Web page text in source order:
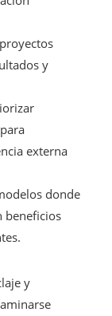
y
externa
donde
beneficios
y